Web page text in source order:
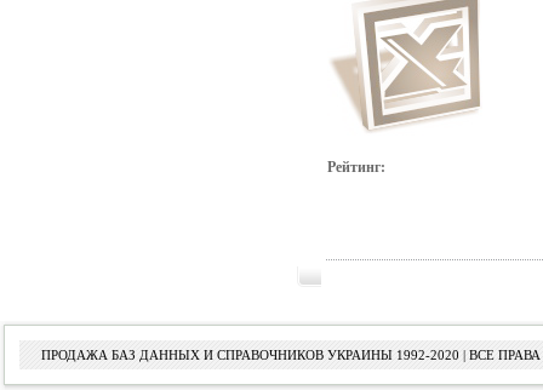
Рейтинг:
ПРОДАЖА БАЗ ДАННЫХ И СПРАВОЧНИКОВ УКРАИНЫ 1992-2020 | ВСЕ